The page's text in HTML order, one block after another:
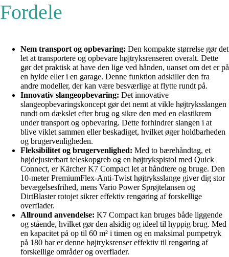
Fordele
Nem transport og opbevaring: Den kompakte størrelse gør det
let at transportere og opbevare højtryksrenseren overalt. Dette
gør det praktisk at have den lige ved hånden, uanset om det er på
en hylde eller i en garage. Denne funktion adskiller den fra
andre modeller, der kan være besværlige at flytte rundt på.
Innovativ slangeopbevaring: Det innovative
slangeopbevaringskoncept gør det nemt at vikle højtryksslangen
rundt om dækslet efter brug og sikre den med en elastikrem
under transport og opbevaring. Dette forhindrer slangen i at
blive viklet sammen eller beskadiget, hvilket øger holdbarheden
og brugervenligheden.
Fleksibilitet og brugervenlighed: Med to bærehåndtag, et
højdejusterbart teleskopgreb og en højtrykspistol med Quick
Connect, er Kärcher K7 Compact let at håndtere og bruge. Den
10-meter PremiumFlex-Anti-Twist højtryksslange giver dig stor
bevægelsesfrihed, mens Vario Power Sprøjtelansen og
DirtBlaster rotojet sikrer effektiv rengøring af forskellige
overflader.
Allround anvendelse: K7 Compact kan bruges både liggende
og stående, hvilket gør den alsidig og ideel til hyppig brug. Med
en kapacitet på op til 60 m² i timen og en maksimal pumpetryk
på 180 bar er denne højtryksrenser effektiv til rengøring af
forskellige områder og overflader.